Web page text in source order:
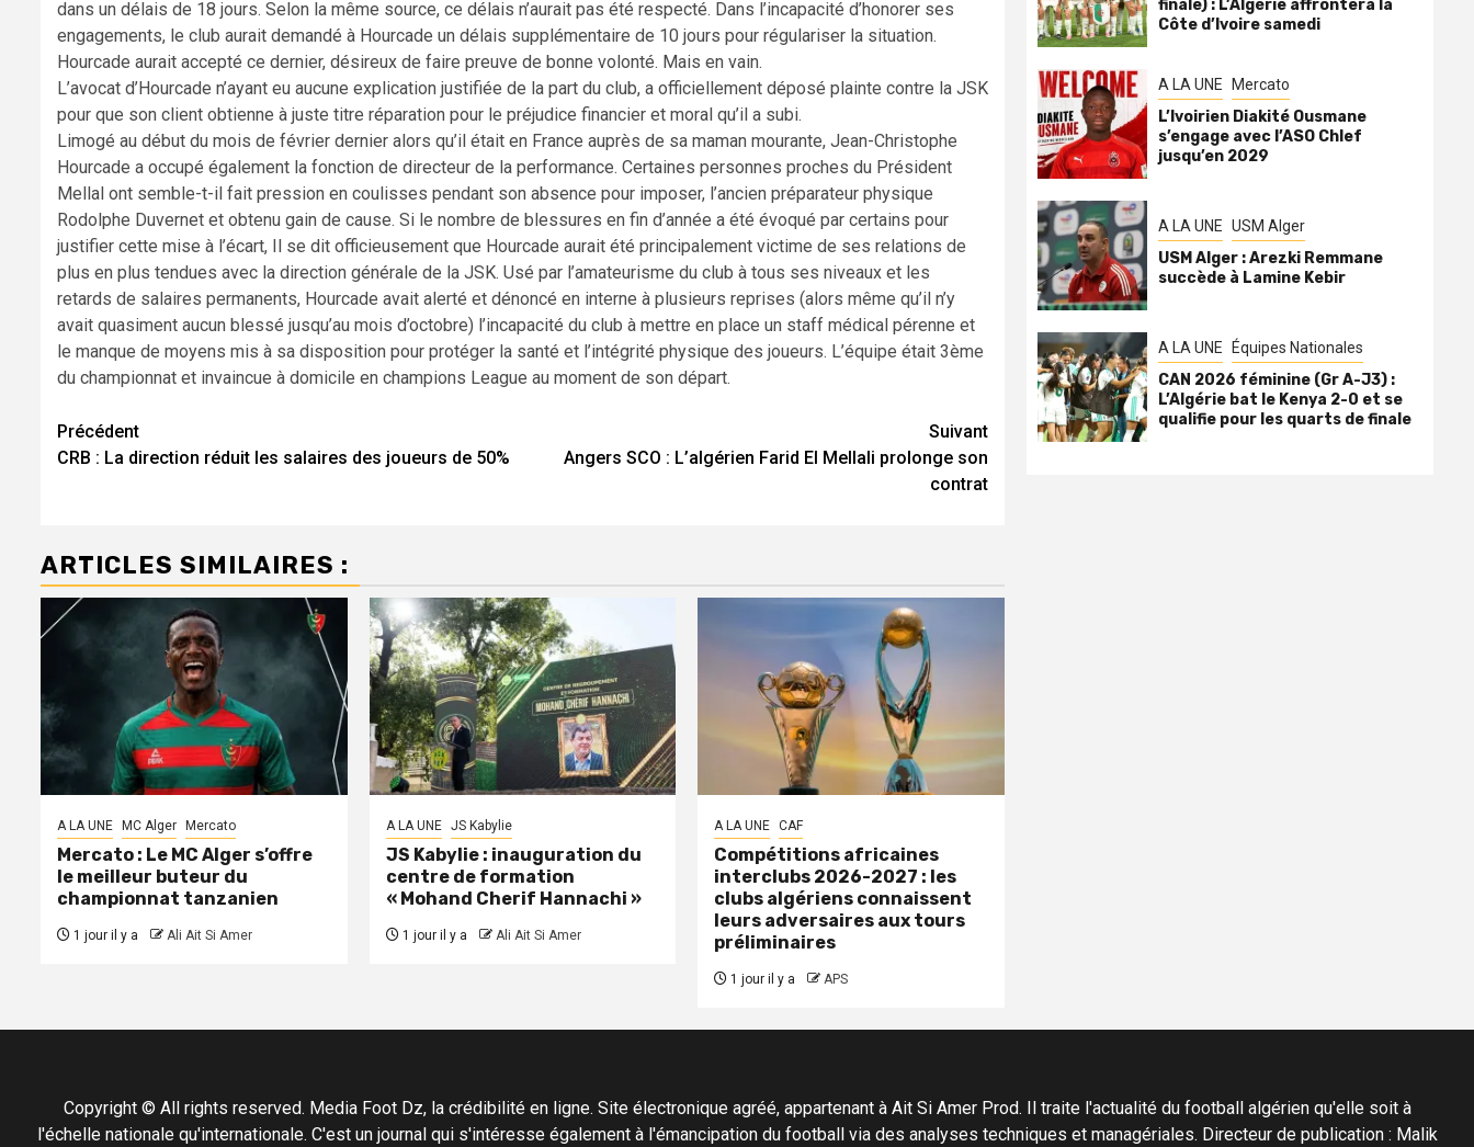
dans un délais de 18 jours. Selon la même source, ce délais n’aurait pas été respecté. Dans l’incapacité d’honorer ses
engagements, le club aurait demandé à Hourcade un délais supplémentaire de 10 jours pour régulariser la situation.
Hourcade aurait accepté ce dernier, désireux de faire preuve de bonne volonté. Mais en vain.
L’avocat d’Hourcade n’ayant eu aucune explication justifiée de la part du club, a officiellement déposé plainte contre la JSK
pour que son client obtienne à juste titre réparation pour le préjudice financier et moral qu’il a subi.
Limogé au début du mois de février dernier alors qu’il était en France auprès de sa maman mourante, Jean-Christophe
Hourcade a occupé également la fonction de directeur de la performance. Certaines personnes proches du Président
Mellal ont semble-t-il fait pression en coulisses pendant son absence pour imposer, l’ancien préparateur physique
Rodolphe Duvernet et obtenu gain de cause. Si le nombre de blessures en fin d’année a été évoqué par certains pour
justifier cette mise à l’écart, Il se dit officieusement que Hourcade aurait été principalement victime de ses relations de
plus en plus tendues avec la direction générale de la JSK. Usé par l’amateurisme du club à tous ses niveaux et les
retards de salaires permanents, Hourcade avait alerté et dénoncé en interne à plusieurs reprises (alors même qu’il n’y
avait quasiment aucun blessé jusqu’au mois d’octobre) l’incapacité du club à mettre en place un staff médical pérenne et
le manque de moyens mis à sa disposition pour protéger la santé et l’intégrité physique des joueurs. L’équipe était 3ème
du championnat et invaincue à domicile en champions League au moment de son départ.
Navigation
d’article
Précédent
CRB : La direction réduit les salaires des joueurs de 50%
Suivant
Angers SCO : L’algérien Farid El Mellali prolonge son
contrat
ARTICLES SIMILAIRES :
A LA UNE MC Alger Mercato
Mercato : Le MC Alger s’offre
le meilleur buteur du
championnat tanzanien
1 jour il y a Ali Ait Si Amer
A LA UNE JS Kabylie
JS Kabylie : inauguration du
centre de formation
« Mohand Cherif Hannachi »
1 jour il y a Ali Ait Si Amer
A LA UNE CAF
Compétitions africaines
interclubs 2026-2027 : les
clubs algériens connaissent
leurs adversaires aux tours
préliminaires
1 jour il y a APS
finale) : L’Algérie affrontera la
Côte d’Ivoire samedi
A LA UNE Mercato
L’Ivoirien Diakité Ousmane
s’engage avec l’ASO Chlef
jusqu’en 2029
A LA UNE USM Alger
USM Alger : Arezki Remmane
succède à Lamine Kebir
A LA UNE Équipes Nationales
CAN 2026 féminine (Gr A-J3) :
L’Algérie bat le Kenya 2-0 et se
qualifie pour les quarts de finale
Copyright © All rights reserved. Media Foot Dz, la crédibilité en ligne. Site électronique agréé, appartenant à Ait Si Amer Prod. Il traite l'actualité du football algérien qu'elle soit à
l'échelle nationale qu'internationale. C'est un journal qui s'intéresse également à l'émancipation du football via des analyses techniques et managériales. Directeur de publication : Malik